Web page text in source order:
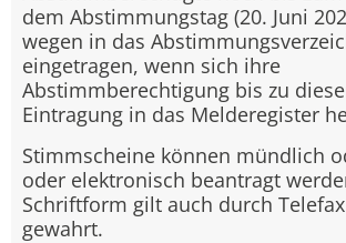
dem Abstimmungstag (20. Juni
wegen in das
eingetragen, wenn sich ihre
Abstimmberechtigung bis zu
Eintragung in das Melderegister
Stimmscheine können mündlich
oder elektronisch beantragt
Schriftform gilt auch durch
gewahrt.